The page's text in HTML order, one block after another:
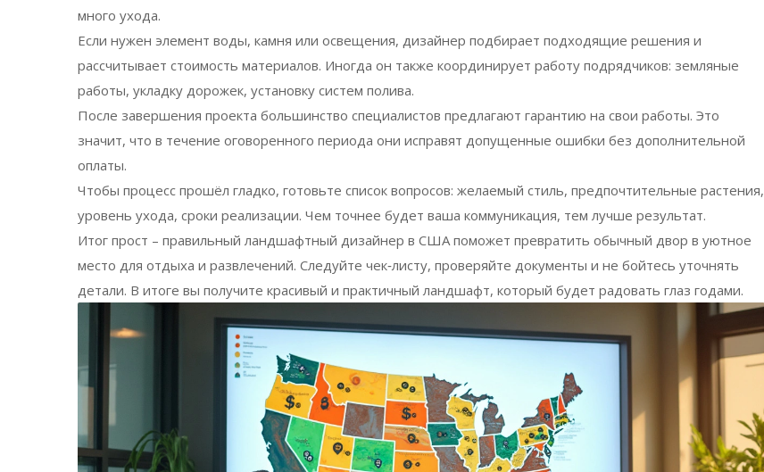
много ухода.
Если нужен элемент воды, камня или освещения, дизайнер подбирает подходящие решения и
рассчитывает стоимость материалов. Иногда он также координирует работу подрядчиков: земляные
работы, укладку дорожек, установку систем полива.
После завершения проекта большинство специалистов предлагают гарантию на свои работы. Это
значит, что в течение оговоренного периода они исправят допущенные ошибки без дополнительной
оплаты.
Чтобы процесс прошёл гладко, готовьте список вопросов: желаемый стиль, предпочтительные растения,
уровень ухода, сроки реализации. Чем точнее будет ваша коммуникация, тем лучше результат.
Итог прост – правильный ландшафтный дизайнер в США поможет превратить обычный двор в уютное
место для отдыха и развлечений. Следуйте чек‑листу, проверяйте документы и не бойтесь уточнять
детали. В итоге вы получите красивый и практичный ландшафт, который будет радовать глаз годами.